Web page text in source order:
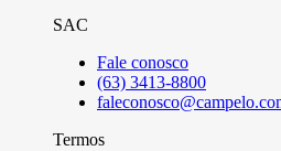
SAC
Fale conosco
(63) 3413-8800
Termos